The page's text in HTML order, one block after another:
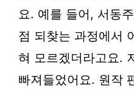
요. 예를 들어, 서동
점 되찾는 과정에서
혀 모르겠더라고요.
빠져들었어요. 원작